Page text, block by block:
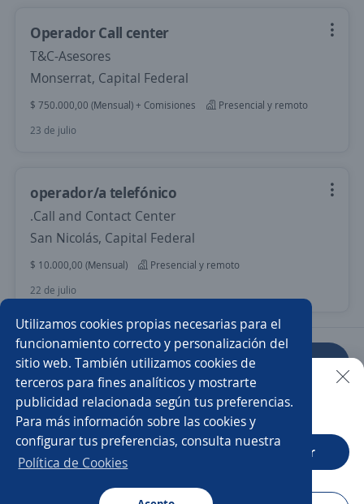
Utilizamos cookies propias necesarias para el
funcionamiento correcto y personalización del
sitio web. También utilizamos cookies de
terceros para fines analíticos y mostrarte
publicidad relacionada según tus preferencias.
Para más información sobre las cookies y
configurar tus preferencias, consulta nuestra
Política de Cookies
Operador Call center
T&C-Asesores
Monserrat, Capital Federal
$ 750.000,00 (Mensual) + Comisiones
Presencial y remoto
23 de julio
operador/a telefónico
.Call and Contact Center
San Nicolás, Capital Federal
$ 10.000,00 (Mensual)
Presencial y remoto
22 de julio
Anterior Siguiente
Nuevas ofertas de empleo
Empleos similares
Buscar es más fácil en la app
CT App Abrir